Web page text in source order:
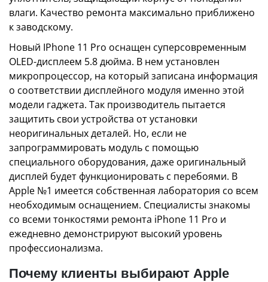
влаги. Качество ремонта максимально приближено
к заводскому.
Новый IPhone 11 Pro оснащен суперсовременным
OLED-дисплеем 5.8 дюйма. В нем установлен
микропроцессор, на который записана информация
о соответствии дисплейного модуля именно этой
модели гаджета. Так производитель пытается
защитить свои устройства от установки
неоригинальных деталей. Но, если не
запрограммировать модуль с помощью
специального оборудования, даже оригинальный
дисплей будет функционировать с перебоями. В
Apple №1 имеется собственная лаборатория со всем
необходимым оснащением. Специалисты знакомы
со всеми тонкостями ремонта iPhone 11 Pro и
ежедневно демонстрируют высокий уровень
профессионализма.
Почему клиенты выбирают Apple